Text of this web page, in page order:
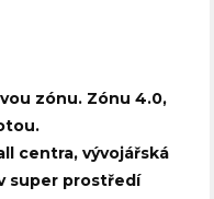
zónu. Zónu 4.0,
centra, vývojářská
super prostředí